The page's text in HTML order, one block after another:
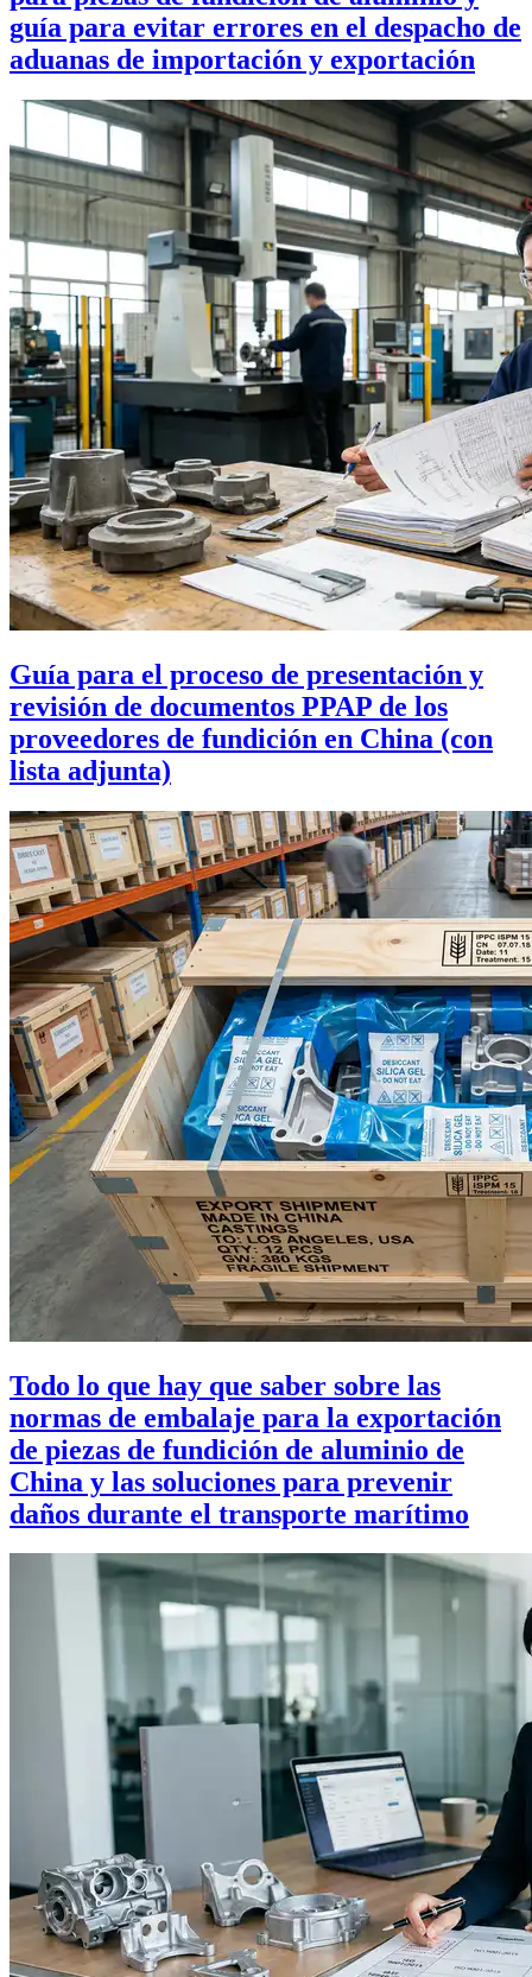
guía para evitar errores en el despacho de
aduanas de importación y exportación
Guía para el proceso de presentación y
revisión de documentos PPAP de los
proveedores de fundición en China (con
lista adjunta)
Todo lo que hay que saber sobre las
normas de embalaje para la exportación
de piezas de fundición de aluminio de
China y las soluciones para prevenir
daños durante el transporte marítimo